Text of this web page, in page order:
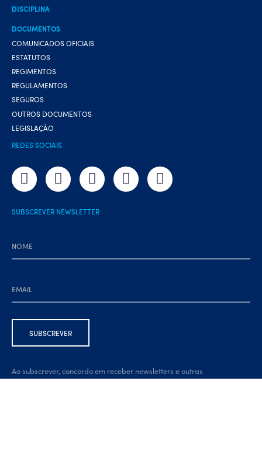
DISCIPLINA
DOCUMENTOS
COMUNICADOS OFICIAIS
ESTATUTOS
REGIMENTOS
REGULAMENTOS
SEGUROS
OUTROS DOCUMENTOS
LEGISLAÇÃO
REDES SOCIAIS
SUBSCREVER NEWSLETTER
Ao subscrever, concordo em receber newsletters e outras